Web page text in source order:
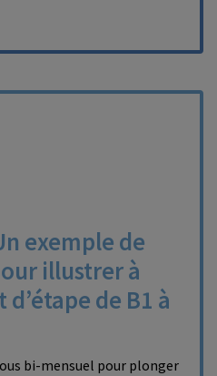
exemple de
illustrer à
de B1 à
bi-mensuel pour plonger